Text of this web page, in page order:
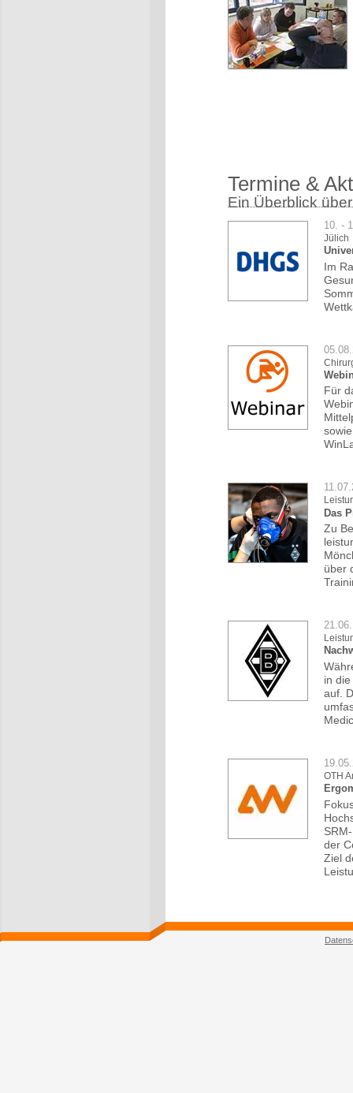
Termine &
Ein Überblick
10. -
Jülich
Im
Für
Das
Zu
über
in
auf.
OTH
der
Ziel